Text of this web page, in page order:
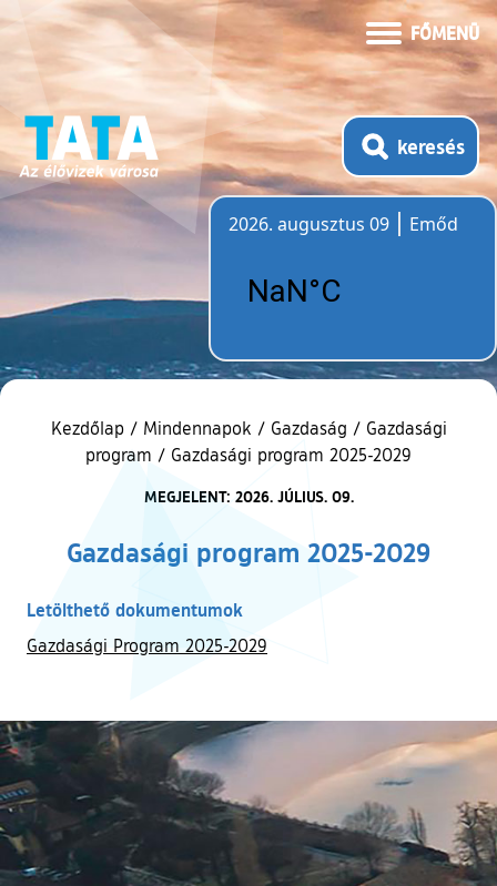
FŐMENÜ
keresés
2026. augusztus 09
Emőd
Kezdőlap / Mindennapok / Gazdaság / Gazdasági
program / Gazdasági program 2025-2029
MEGJELENT: 2026. JÚLIUS. 09.
Gazdasági program 2025-2029
Letölthető dokumentumok
Gazdasági Program 2025-2029